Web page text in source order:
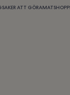
SAKER ATT GÖRAMAT